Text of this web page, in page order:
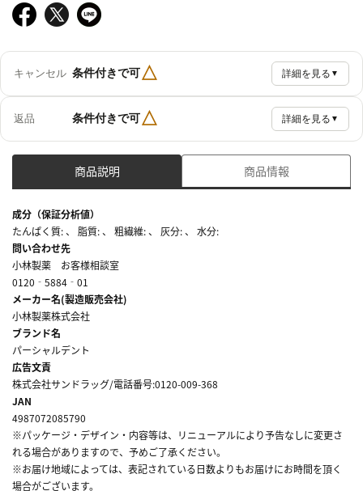
キャンセル 条件付きで可△ 詳細を見る ▼
返品 条件付きで可△ 詳細を見る ▼
商品説明 商品情報
成分（保証分析値）
たんぱく質: 、 脂質: 、 粗繊維: 、 灰分: 、 水分:
問い合わせ先
小林製薬 お客様相談室
0120‐5884‐01
メーカー名(製造販売会社)
小林製薬株式会社
ブランド名
パーシャルデント
広告文責
株式会社サンドラッグ/電話番号:0120-009-368
JAN
4987072085790
※パッケージ・デザイン・内容等は、リニューアルにより予告なしに変更さ
れる場合がありますので、予めご了承ください。
※お届け地域によっては、表記されている日数よりもお届けにお時間を頂く
場合がございます。